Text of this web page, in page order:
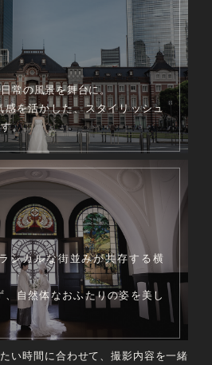
常の風景を舞台に。
感を活かした、スタイリッシュ
。
シカルな街並みが共存する横
自然体なおふたりの姿を美し
い時間に合わせて、撮影内容を一緒